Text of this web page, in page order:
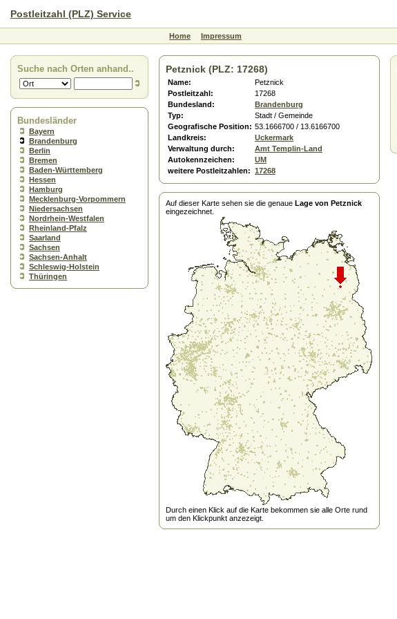
Postleitzahl (PLZ) Service
Home Impressum
Suche nach Orten anhand..
Bundesländer
Bayern
Brandenburg
Berlin
Bremen
Baden-Württemberg
Hessen
Hamburg
Mecklenburg-Vorpommern
Niedersachsen
Nordrhein-Westfalen
Rheinland-Pfalz
Saarland
Sachsen
Sachsen-Anhalt
Schleswig-Holstein
Thüringen
Petznick (PLZ: 17268)
Name:
Petznick
Postleitzahl:
17268
Bundesland:
Brandenburg
Typ:
Stadt / Gemeinde
Geografische Position: 53.1666700 / 13.6166700
Landkreis:
Uckermark
Verwaltung durch:
Amt Templin-Land
Autokennzeichen:
UM
weitere Postleitzahlen: 17268
Auf dieser Karte sehen sie die genaue Lage von Petznick
eingezeichnet.
Durch einen Klick auf die Karte bekommen sie alle Orte rund
um den Klickpunkt anzezeigt.